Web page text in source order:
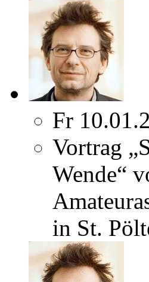
Fr
Vortrag
Wende“
in St.